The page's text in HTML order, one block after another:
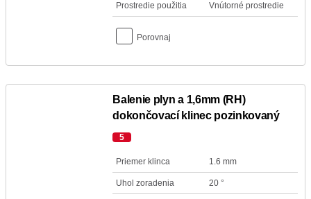
Prostredie použitia Vnútorné prostredie
Porovnaj
Balenie plyn a 1,6mm (RH)
dokončovací klinec pozinkovaný
5
Priemer klinca 1.6 mm
Uhol zoradenia 20 °